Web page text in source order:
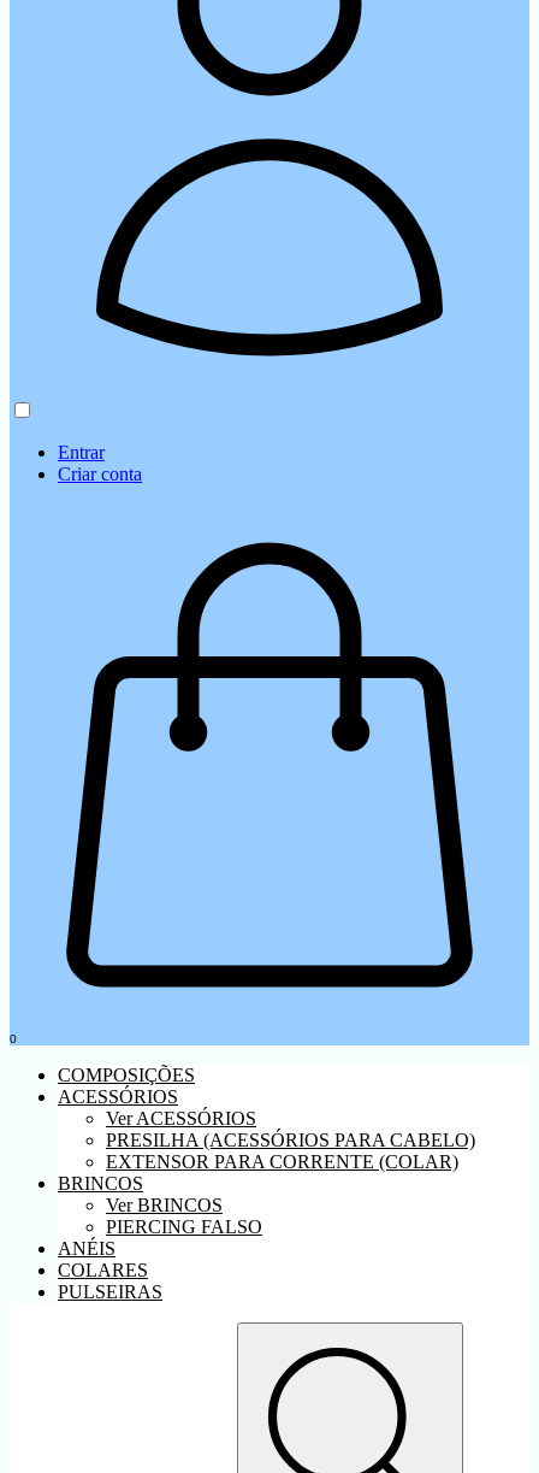
Entrar
Criar conta
0
COMPOSIÇÕES
ACESSÓRIOS
Ver ACESSÓRIOS
PRESILHA (ACESSÓRIOS PARA CABELO)
EXTENSOR PARA CORRENTE (COLAR)
BRINCOS
Ver BRINCOS
PIERCING FALSO
ANÉIS
COLARES
PULSEIRAS